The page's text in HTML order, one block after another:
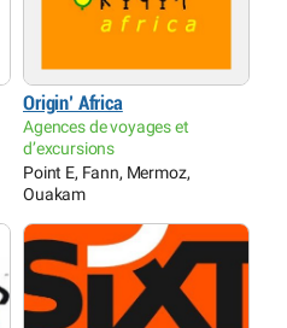
Origin’ Africa
Agences de voyages et
d’excursions
Point E, Fann, Mermoz,
Ouakam